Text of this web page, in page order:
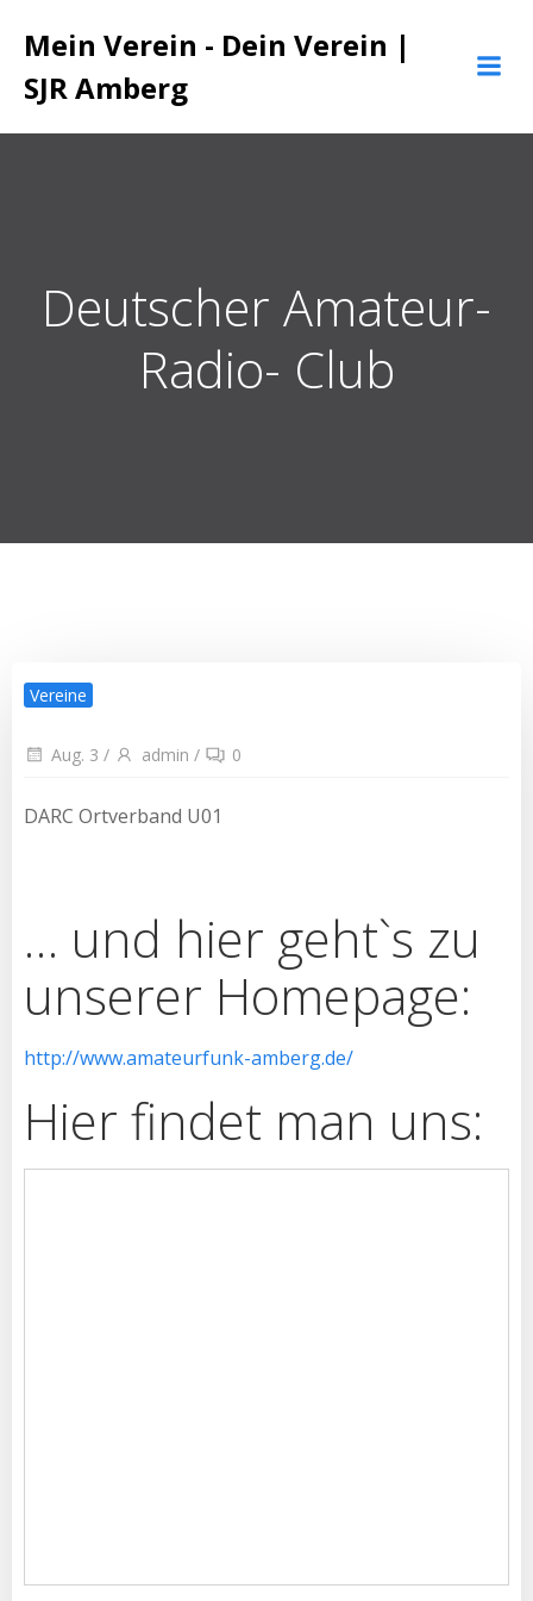
Inhalt
Mein Verein - Dein Verein |
SJR Amberg
Deutscher Amateur-
Radio- Club
Vereine
Aug. 3 / admin / 0
DARC Ortverband U01
… und hier geht`s zu
unserer Homepage:
http://www.amateurfunk-amberg.de/
Hier findet man uns: